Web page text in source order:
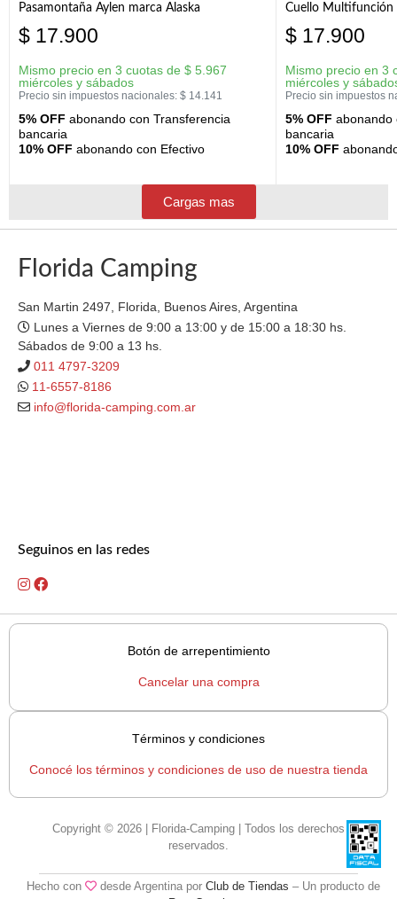
Pasamontaña Aylen marca Alaska
$ 17.900
Mismo precio en 3 cuotas de $ 5.967
miércoles y sábados
Precio sin impuestos nacionales: $ 14.141
5% OFF abonando con Transferencia
bancaria
10% OFF abonando con Efectivo
Cuello Multifunción
$ 17.900
Mismo precio en 3
miércoles y
Precio sin impuestos
5% OFF abonando
bancaria
10% OFF
Cargas mas
Florida Camping
San Martin 2497, Florida, Buenos Aires, Argentina
Lunes a Viernes de 9:00 a 13:00 y de 15:00 a 18:30 hs.
Sábados de 9:00 a 13 hs.
011 4797-3209
11-6557-8186
info@florida-camping.com.ar
Seguinos en las redes
Botón de arrepentimiento
Cancelar una compra
Términos y condiciones
Conocé los términos y condiciones de uso de nuestra tienda
Copyright © 2026 | Florida-Camping | Todos los derechos
reservados.
Hecho con desde Argentina por Club de Tiendas – Un producto de